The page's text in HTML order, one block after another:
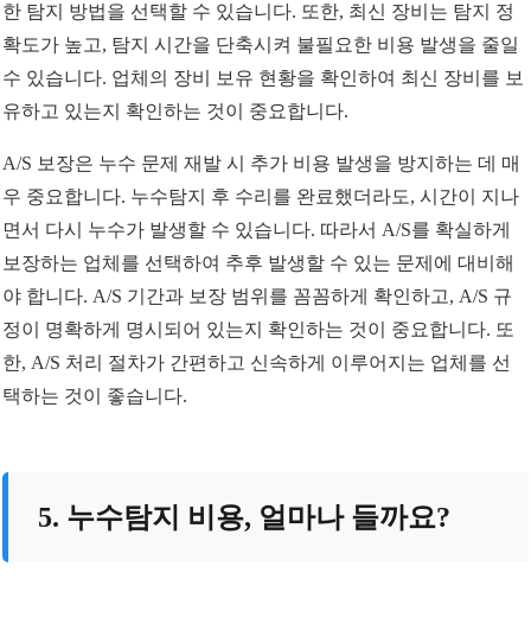
한 탐지 방법을 선택할 수 있습니다. 또한, 최신 장비는 탐지 정
확도가 높고, 탐지 시간을 단축시켜 불필요한 비용 발생을 줄일
수 있습니다. 업체의 장비 보유 현황을 확인하여 최신 장비를 보
유하고 있는지 확인하는 것이 중요합니다.
A/S 보장은 누수 문제 재발 시 추가 비용 발생을 방지하는 데 매
우 중요합니다. 누수탐지 후 수리를 완료했더라도, 시간이 지나
면서 다시 누수가 발생할 수 있습니다. 따라서 A/S를 확실하게
보장하는 업체를 선택하여 추후 발생할 수 있는 문제에 대비해
야 합니다. A/S 기간과 보장 범위를 꼼꼼하게 확인하고, A/S 규
정이 명확하게 명시되어 있는지 확인하는 것이 중요합니다. 또
한, A/S 처리 절차가 간편하고 신속하게 이루어지는 업체를 선
택하는 것이 좋습니다.
5. 누수탐지 비용, 얼마나 들까요?